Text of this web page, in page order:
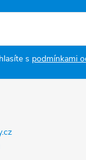
s podmínkami